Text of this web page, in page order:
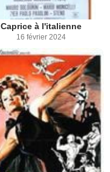
Caprice à l'italienne
16 février 2024